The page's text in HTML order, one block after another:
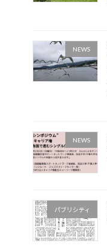
NEWS
NEWS
パブリシティ